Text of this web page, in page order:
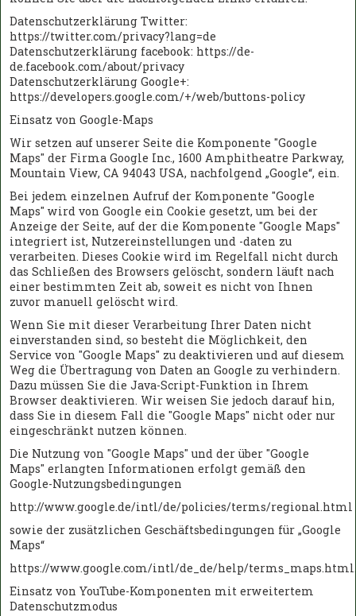
Datenschutzerklärung Twitter:
https://twitter.com/privacy?lang=de
Datenschutzerklärung facebook: https://de-
de.facebook.com/about/privacy
Datenschutzerklärung Google+:
https://developers.google.com/+/web/buttons-policy
Einsatz von Google-Maps
Wir setzen auf unserer Seite die Komponente "Google
Maps" der Firma Google Inc., 1600 Amphitheatre Parkway,
Mountain View, CA 94043 USA, nachfolgend „Google“, ein.
Bei jedem einzelnen Aufruf der Komponente "Google
Maps" wird von Google ein Cookie gesetzt, um bei der
Anzeige der Seite, auf der die Komponente "Google Maps"
integriert ist, Nutzereinstellungen und -daten zu
verarbeiten. Dieses Cookie wird im Regelfall nicht durch
das Schließen des Browsers gelöscht, sondern läuft nach
einer bestimmten Zeit ab, soweit es nicht von Ihnen
zuvor manuell gelöscht wird.
Wenn Sie mit dieser Verarbeitung Ihrer Daten nicht
einverstanden sind, so besteht die Möglichkeit, den
Service von "Google Maps" zu deaktivieren und auf diesem
Weg die Übertragung von Daten an Google zu verhindern.
Dazu müssen Sie die Java-Script-Funktion in Ihrem
Browser deaktivieren. Wir weisen Sie jedoch darauf hin,
dass Sie in diesem Fall die "Google Maps" nicht oder nur
eingeschränkt nutzen können.
Die Nutzung von "Google Maps" und der über "Google
Maps" erlangten Informationen erfolgt gemäß den
Google-Nutzungsbedingungen
http://www.google.de/intl/de/policies/terms/regional.html
sowie der zusätzlichen Geschäftsbedingungen für „Google
Maps“
https://www.google.com/intl/de_de/help/terms_maps.html.
Einsatz von YouTube-Komponenten mit erweitertem
Datenschutzmodus